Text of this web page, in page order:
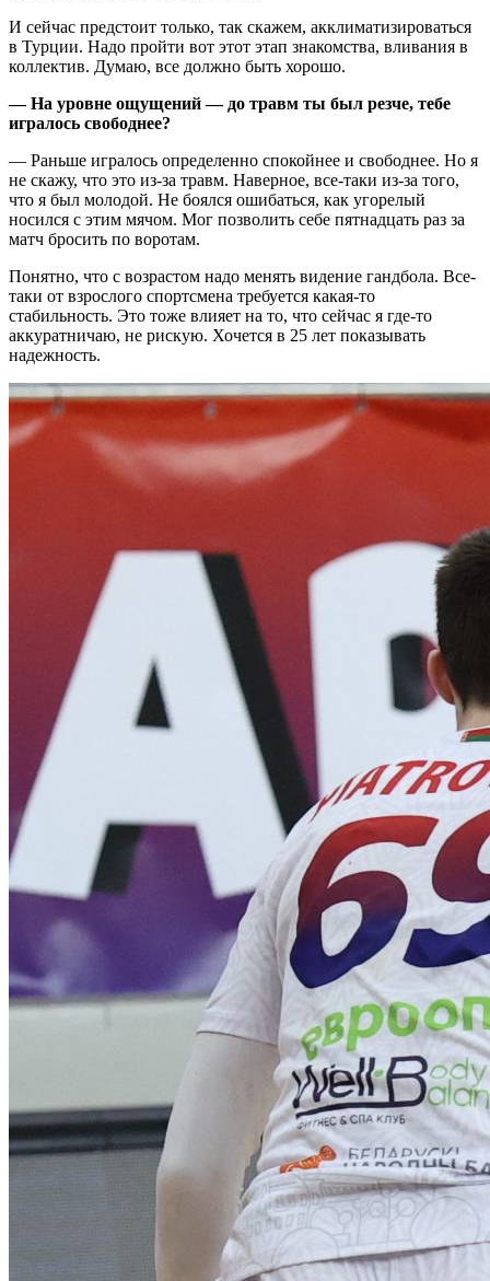
И сейчас предстоит только, так скажем, акклиматизироваться
в Турции. Надо пройти вот этот этап знакомства, вливания в
коллектив. Думаю, все должно быть хорошо.
— На уровне ощущений — до травм ты был резче, тебе
игралось свободнее?
— Раньше игралось определенно спокойнее и свободнее. Но я
не скажу, что это из-за травм. Наверное, все-таки из-за того,
что я был молодой. Не боялся ошибаться, как угорелый
носился с этим мячом. Мог позволить себе пятнадцать раз за
матч бросить по воротам.
Понятно, что с возрастом надо менять видение гандбола. Все-
таки от взрослого спортсмена требуется какая-то
стабильность. Это тоже влияет на то, что сейчас я где-то
аккуратничаю, не рискую. Хочется в 25 лет показывать
надежность.